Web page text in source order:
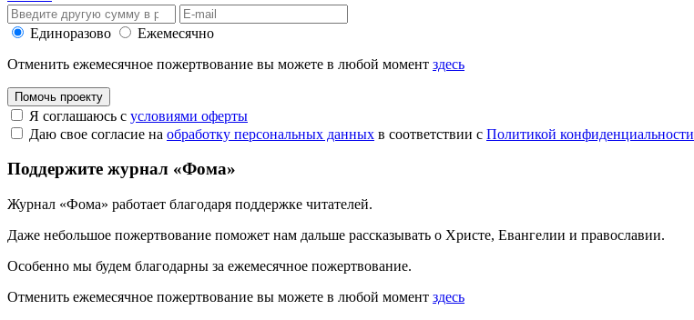
Единоразово
Ежемесячно
Отменить ежемесячное пожертвование вы можете в любой момент здесь
Помочь проекту
Я соглашаюсь с условиями оферты
Даю свое согласие на обработку персональных данных в соответствии с Политикой конфиденциальности
Поддержите журнал «Фома»
Журнал «Фома» работает благодаря поддержке читателей.
Даже небольшое пожертвование поможет нам дальше рассказывать о Христе, Евангелии и православии.
Особенно мы будем благодарны за ежемесячное пожертвование.
Отменить ежемесячное пожертвование вы можете в любой момент здесь